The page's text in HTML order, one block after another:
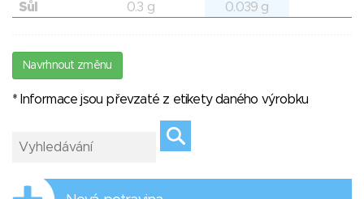
Sůl
0.3 g 0.039 g
Navrhnout změnu
* Informace jsou převzaté z etikety daného výrobku